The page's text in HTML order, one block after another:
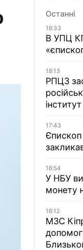
Останні
18:33
В УПЦ
18:13
РПЦЗ
17:43
16:54
У НБУ
монету
16:12
МЗС